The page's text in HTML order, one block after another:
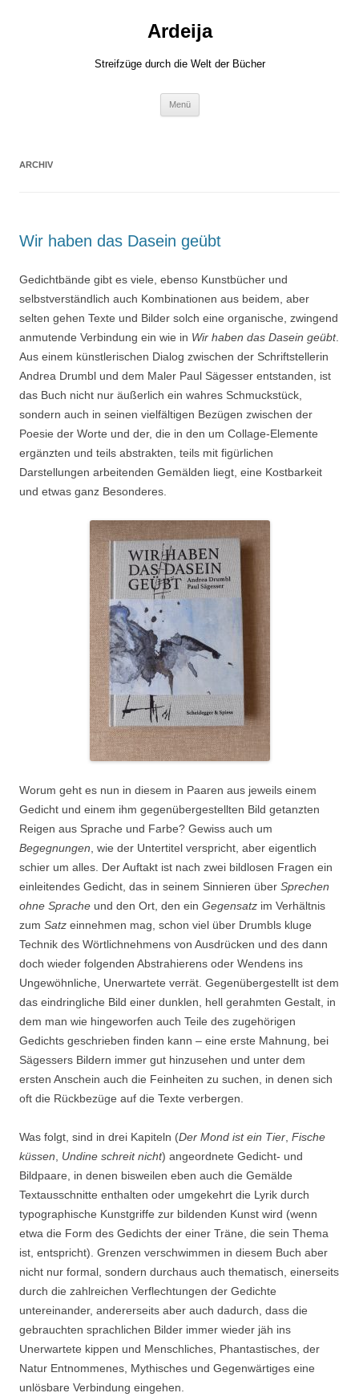
Ardeija
Streifzüge durch die Welt der Bücher
Menü
ARCHIV
Wir haben das Dasein geübt
Gedichtbände gibt es viele, ebenso Kunstbücher und
selbstverständlich auch Kombinationen aus beidem, aber
selten gehen Texte und Bilder solch eine organische, zwingend
anmutende Verbindung ein wie in Wir haben das Dasein geübt.
Aus einem künstlerischen Dialog zwischen der Schriftstellerin
Andrea Drumbl und dem Maler Paul Sägesser entstanden, ist
das Buch nicht nur äußerlich ein wahres Schmuckstück,
sondern auch in seinen vielfältigen Bezügen zwischen der
Poesie der Worte und der, die in den um Collage-Elemente
ergänzten und teils abstrakten, teils mit figürlichen
Darstellungen arbeitenden Gemälden liegt, eine Kostbarkeit
und etwas ganz Besonderes.
Worum geht es nun in diesem in Paaren aus jeweils einem
Gedicht und einem ihm gegenübergestellten Bild getanzten
Reigen aus Sprache und Farbe? Gewiss auch um
Begegnungen , wie der Untertitel verspricht, aber eigentlich
schier um alles. Der Auftakt ist nach zwei bildlosen Fragen ein
einleitendes Gedicht, das in seinem Sinnieren über Sprechen
ohne Sprache und den Ort, den ein Gegensatz im Verhältnis
zum Satz einnehmen mag, schon viel über Drumbls kluge
Technik des Wörtlichnehmens von Ausdrücken und des dann
doch wieder folgenden Abstrahierens oder Wendens ins
Ungewöhnliche, Unerwartete verrät. Gegenübergestellt ist dem
das eindringliche Bild einer dunklen, hell gerahmten Gestalt, in
dem man wie hingeworfen auch Teile des zugehörigen
Gedichts geschrieben finden kann – eine erste Mahnung, bei
Sägessers Bildern immer gut hinzusehen und unter dem
ersten Anschein auch die Feinheiten zu suchen, in denen sich
oft die Rückbezüge auf die Texte verbergen.
Was folgt, sind in drei Kapiteln (Der Mond ist ein Tier Fische
küssen
Undine schreit nicht) angeordnete Gedicht- und
Bildpaare, in denen bisweilen eben auch die Gemälde
Textausschnitte enthalten oder umgekehrt die Lyrik durch
typographische Kunstgriffe zur bildenden Kunst wird (wenn
etwa die Form des Gedichts der einer Träne, die sein Thema
ist, entspricht). Grenzen verschwimmen in diesem Buch aber
nicht nur formal, sondern durchaus auch thematisch, einerseits
durch die zahlreichen Verflechtungen der Gedichte
untereinander, andererseits aber auch dadurch, dass die
gebrauchten sprachlichen Bilder immer wieder jäh ins
Unerwartete kippen und Menschliches, Phantastisches, der
Natur Entnommenes, Mythisches und Gegenwärtiges eine
unlösbare Verbindung eingehen.